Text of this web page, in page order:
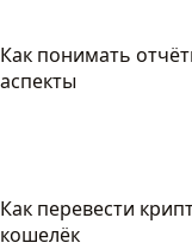
Как понимать
аспекты
Как перевести
кошелёк